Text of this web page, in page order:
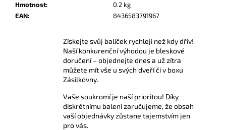
Hmotnost:
0.2 kg
EAN: 8436583791967
Získejte svůj balíček rychleji než kdy dřív!
Naší konkurenční výhodou je bleskové
doručení – objednejte dnes a už zítra
můžete mít vše u svých dveří či v boxu
Zásilkovny.
Vaše soukromí je naší prioritou! Díky
diskrétnímu balení zaručujeme, že obsah
vaší objednávky zůstane tajemstvím jen
pro vás.
AMYL
POPPERS